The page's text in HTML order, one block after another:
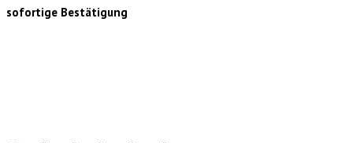
sofortige Bestätigung